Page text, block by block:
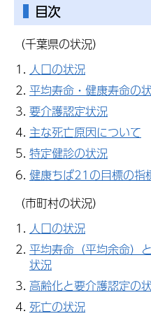
目次
（千葉県の状況）
人口の状況
平均寿命・健康寿命の
要介護認定状況
主な死亡原因について
特定健診の状況
健康ちば21の目標の指
（市町村の状況）
人口の状況
平均寿命（平均余命）
状況
高齢化と要介護認定の
死亡の状況